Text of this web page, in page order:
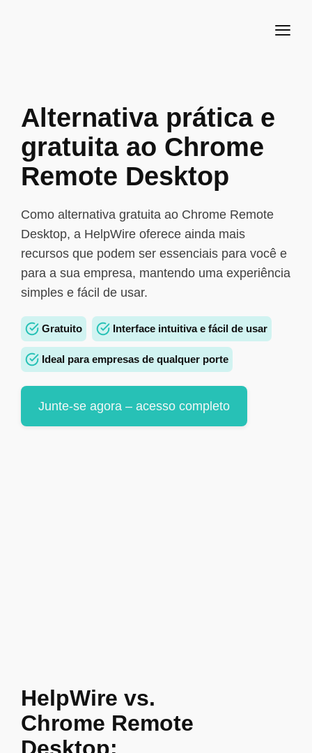
Alternativa prática e
gratuita ao Chrome
Remote Desktop
Como alternativa gratuita ao Chrome Remote
Desktop, a HelpWire oferece ainda mais
recursos que podem ser essenciais para você e
para a sua empresa, mantendo uma experiência
simples e fácil de usar.
Gratuito Interface intuitiva e fácil de usar
Ideal para empresas de qualquer porte
Junte-se agora – acesso completo
HelpWire vs.
Chrome Remote